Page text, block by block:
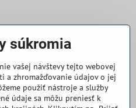
súkromia
vašej návštevy tejto webovej
a zhromažďovanie údajov o jej
použiť nástroje a služby
údaje sa môžu preniesť k